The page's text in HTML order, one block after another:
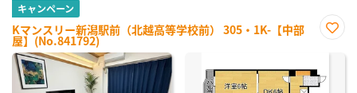
キャンペーン
Kマンスリー新潟駅前（北越高等学校前） 305・1K-【中部
屋】(No.841792)
に入
録